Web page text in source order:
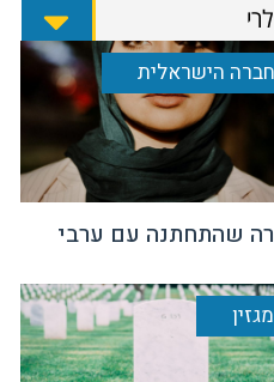
הישראלית
שהתחתנה עם ערבי